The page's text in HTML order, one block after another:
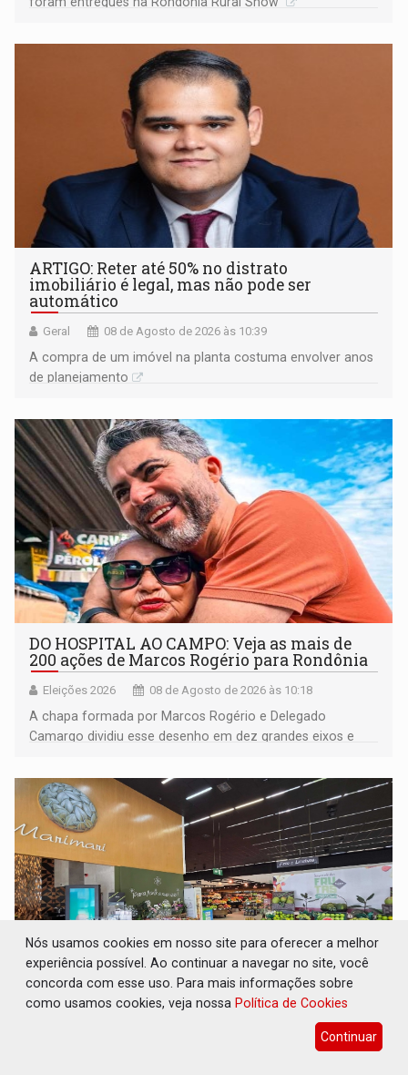
ARTIGO: Reter até 50% no distrato
imobiliário é legal, mas não pode ser
automático
Geral 08 de Agosto de 2026 às 10:39
A compra de um imóvel na planta costuma envolver anos
de planejamento
DO HOSPITAL AO CAMPO: Veja as mais de
200 ações de Marcos Rogério para Rondônia
Eleições 2026 08 de Agosto de 2026 às 10:18
A chapa formada por Marcos Rogério e Delegado
Camargo dividiu esse desenho em dez grandes eixos e
EXPANSÃO: Grupo Nova Era amplia
presença em PVH e transforma Aramix em
Nós usamos cookies em nosso site para oferecer a melhor
experiência possível. Ao continuar a navegar no site, você
concorda com esse uso. Para mais informações sobre
como usamos cookies, veja nossa Política de Cookies
Continuar